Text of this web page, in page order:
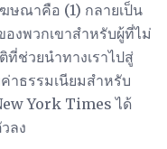
ษณาคือ (1) กลายเป็น
องพวกเขาสำหรับผู้ที่ไม่
ช่วยนำทางเราไปสู่
าธรรมเนียมสำหรับ
York Times ได้
ลง